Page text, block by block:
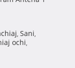
, Sani,
ochi,